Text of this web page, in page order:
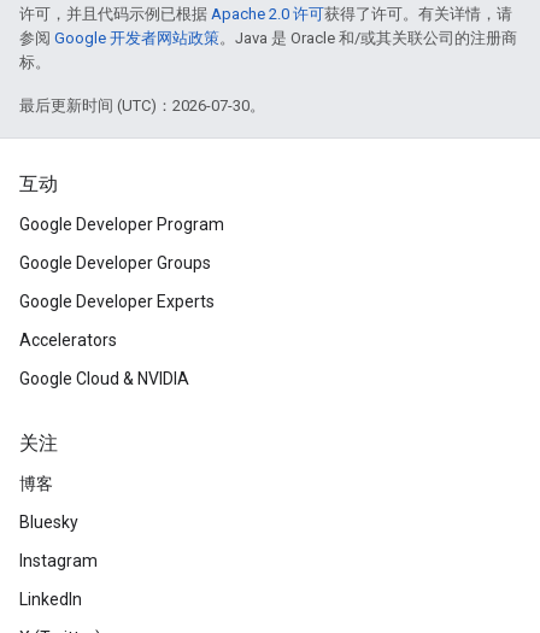
许可，并且代码示例已根据 Apache 2.0 许可获得了许可。有关详情，请
参阅 Google 开发者网站政策。Java 是 Oracle 和/或其关联公司的注册商
标。
最后更新时间 (UTC)：2026-07-30。
互动
Google Developer Program
Google Developer Groups
Google Developer Experts
Accelerators
Google Cloud & NVIDIA
关注
博客
Bluesky
Instagram
LinkedIn